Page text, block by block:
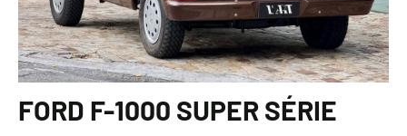
FORD F-1000 SUPER SÉRIE